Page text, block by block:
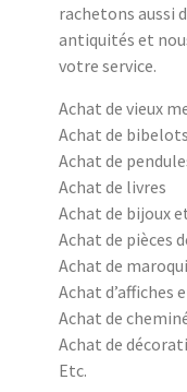
rachetons aussi
antiquités et
votre service.
Achat de vieux
Achat de
Achat de
Achat de livres
Achat de bijoux
Achat de pièces
Achat de
Achat d’affiches
Achat de
Achat de
Etc.